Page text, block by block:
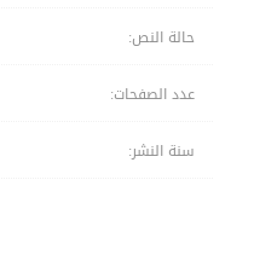
حالة النص:
عدد الصفحات:
سنة النشر: